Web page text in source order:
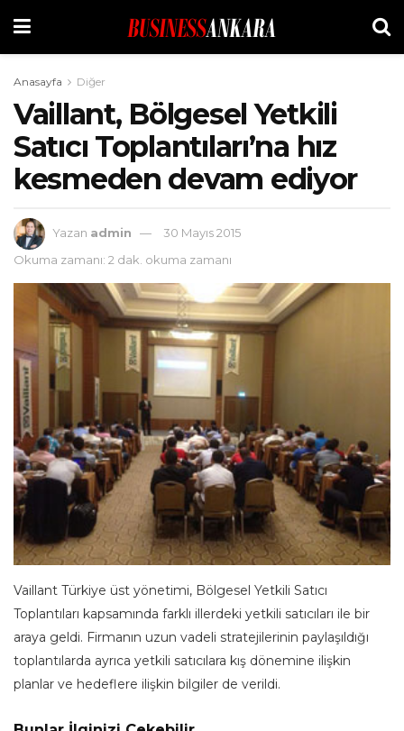
Anasayfa Diğer
Vaillant, Bölgesel Yetkili
Satıcı Toplantıları’na hız
kesmeden devam ediyor
Yazan admin
30 Mayıs 2015
Okuma zamanı: 2 dak. okuma zamanı
Vaillant Türkiye üst yönetimi, Bölgesel Yetkili Satıcı
Toplantıları kapsamında farklı illerdeki yetkili satıcıları ile bir
araya geldi. Firmanın uzun vadeli stratejilerinin paylaşıldığı
toplantılarda ayrıca yetkili satıcılara kış dönemine ilişkin
planlar ve hedeflere ilişkin bilgiler de verildi.